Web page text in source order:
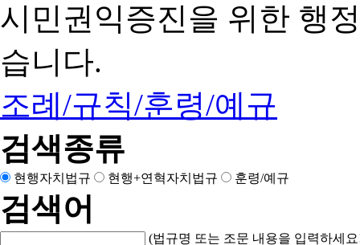
시민권익증진을 위한 행
습니다.
조례/규칙/훈령/예규
검색종류
현행자치법규 현행+연혁자치법규 훈령/예규
검색어
(법규명 또는 조문 내용을 입력하세